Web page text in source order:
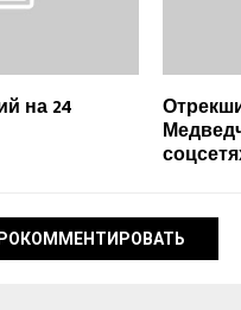
на 24